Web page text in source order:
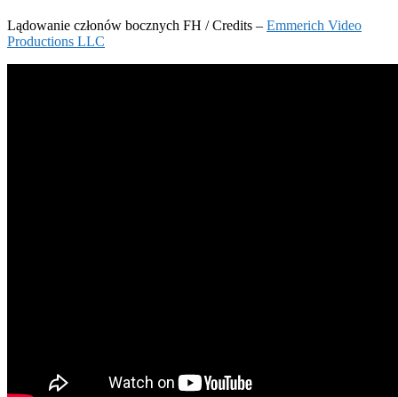
Lądowanie członów bocznych FH / Credits – Emmerich Video
Productions LLC